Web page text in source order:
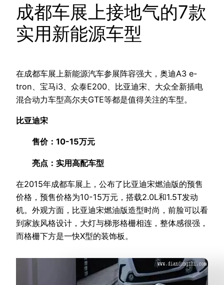
成都车展上接地气的7款
实用新能源车型
在成都车展上新能源汽车参展阵容强大，奥迪A3 e-
tron、宝马i3、众泰E200、比亚迪宋、大众全新插电
混合动力车型高尔夫GTE等都是值得关注的车型。
比亚迪宋
售价：10-15万元
亮点：实用高配车型
在2015年成都车展上，公布了比亚迪宋燃油版的预售
价格，预售价格为10-15万元，搭载2.0L和1.5T发动
机。外观方面，比亚迪宋燃油版造型时尚，前脸可以看
到家族风格设计，大灯与梯形格栅相连，整体感很强，
而格栅下方是一快X型的装饰板。